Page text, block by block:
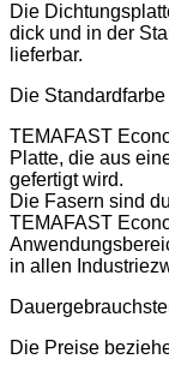
Die
dick und in der
lieferbar.
Die
TEMAFAST
Platte, die aus
gefertigt wird.
Die Fasern sind
TEMAFAST
in allen
Die Preise